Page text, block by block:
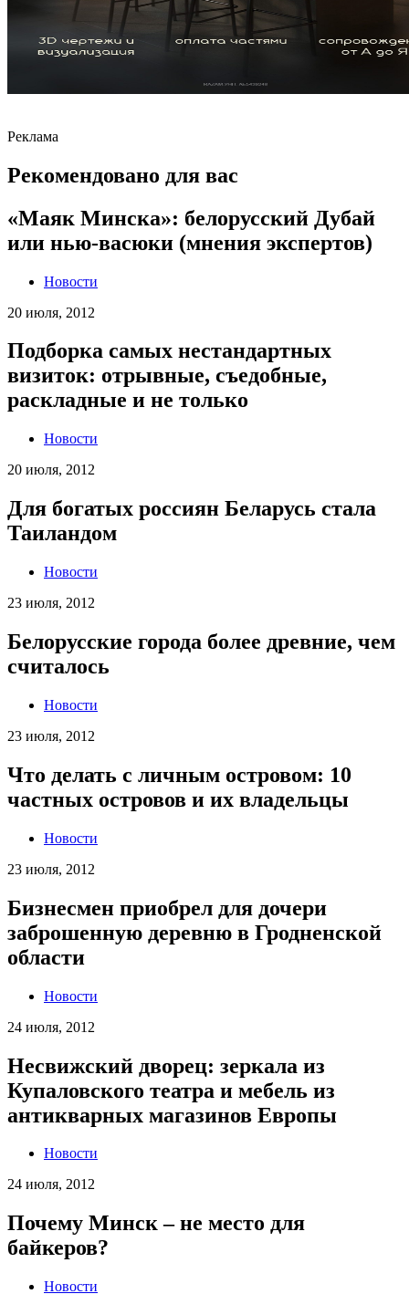
Реклама
Рекомендовано для вас
«Маяк Минска»: белорусский Дубай
или нью-васюки (мнения экспертов)
Новости
20 июля, 2012
Подборка самых нестандартных
визиток: отрывные, съедобные,
раскладные и не только
Новости
20 июля, 2012
Для богатых россиян Беларусь стала
Таиландом
Новости
23 июля, 2012
Белорусские города более древние, чем
считалось
Новости
23 июля, 2012
Что делать с личным островом: 10
частных островов и их владельцы
Новости
23 июля, 2012
Бизнесмен приобрел для дочери
заброшенную деревню в Гродненской
области
Новости
24 июля, 2012
Несвижский дворец: зеркала из
Купаловского театра и мебель из
антикварных магазинов Европы
Новости
24 июля, 2012
Почему Минск – не место для
байкеров?
Новости